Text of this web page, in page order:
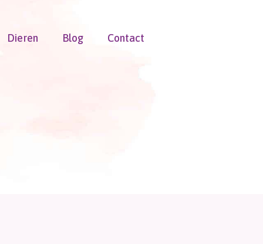
Dieren Blog Contact